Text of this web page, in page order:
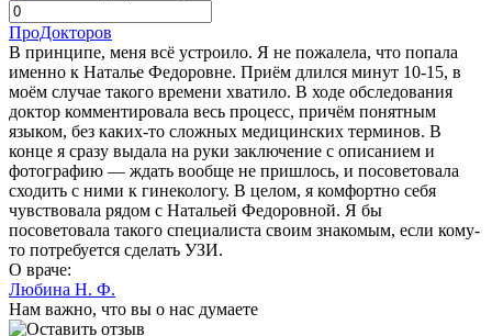
ПроДокторов
В принципе, меня всё устроило. Я не пожалела, что попала
именно к Наталье Федоровне. Приём длился минут 10-15, в
моём случае такого времени хватило. В ходе обследования
доктор комментировала весь процесс, причём понятным
языком, без каких-то сложных медицинских терминов. В
конце я сразу выдала на руки заключение с описанием и
фотографию — ждать вообще не пришлось, и посоветовала
сходить с ними к гинекологу. В целом, я комфортно себя
чувствовала рядом с Натальей Федоровной. Я бы
посоветовала такого специалиста своим знакомым, если кому-
то потребуется сделать УЗИ.
О враче:
Любина Н. Ф.
Нам важно, что вы о нас думаете